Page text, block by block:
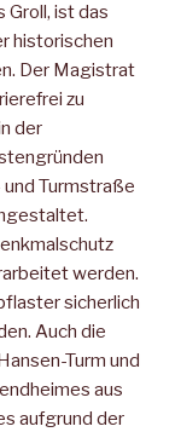
Groll, ist das
historischen
Der Magistrat
zu
der
Turmstraße
werden.
sicherlich
Auch die
Turm und
aus
aufgrund der